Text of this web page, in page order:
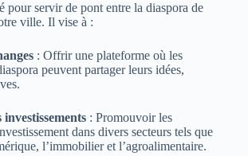
pour servir de pont entre la diaspora de
ville. Il vise à :
: Offrir une plateforme où les
peuvent partager leurs idées,
: Promouvoir les
dans divers secteurs tels que
l’immobilier et l’agroalimentaire.